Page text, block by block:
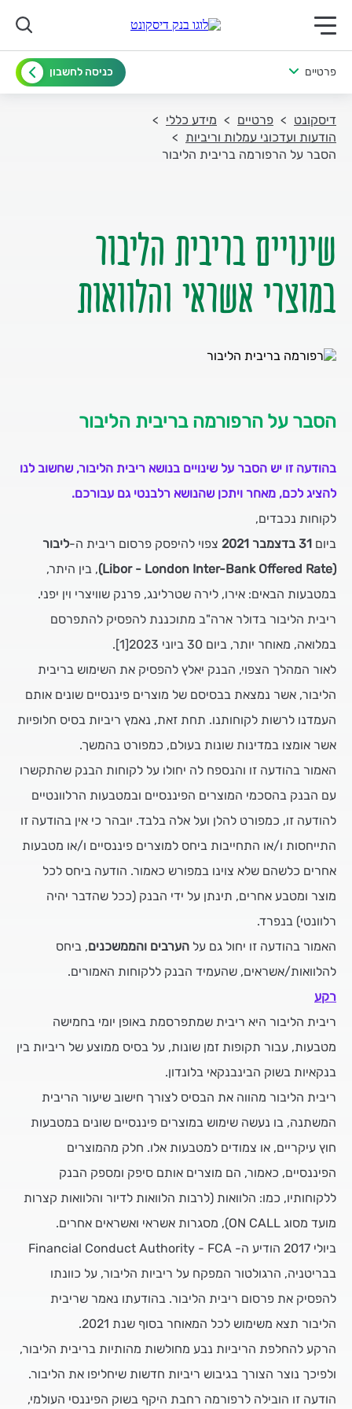
תפריט ראשי לנייד
פרטיים כניסה לחשבון
דיסקונט פרטיים
מידע כללי
הודעות ועדכוני עמלות וריביות
הסבר על הרפורמה בריבית הליבור
שינויים בריבית הליבור
במוצרי אשראי והלוואות
הסבר על הרפורמה בריבית הליבור
בהודעה זו יש הסבר על שינויים בנושא ריבית הליבור, שחשוב לנו
להציג לכם, מאחר ויתכן שהנושא רלבנטי גם עבורכם.
לקוחות נכבדים,
ביום 31 בדצמבר 2021 צפוי להיפסק פרסום ריבית ה-ליבור
(Libor - London Inter-Bank Offered Rate)
, בין היתר,
במטבעות הבאים: אירו, לירה שטרלינג, פרנק שוויצרי וין יפני.
ריבית הליבור בדולר ארה"ב מתוכננת להפסיק להתפרסם
במלואה, מאוחר יותר, ביום 30 ביוני 2023[1].
לאור המהלך הצפוי, הבנק יאלץ להפסיק את השימוש בריבית
הליבור, אשר נמצאת בבסיסם של מוצרים פיננסיים שונים אותם
העמדנו לרשות לקוחותנו. תחת זאת, נאמץ ריביות בסיס חלופיות
אשר אומצו במדינות שונות בעולם, כמפורט בהמשך.
האמור בהודעה זו והנספח לה יחולו על לקוחות הבנק שהתקשרו
עם הבנק בהסכמי המוצרים הפיננסיים ובמטבעות הרלוונטיים
להודעה זו, כמפורט להלן ועל אלה בלבד. יובהר כי אין בהודעה זו
התייחסות ו/או התחייבות ביחס למוצרים פיננסיים ו/או מטבעות
אחרים כלשהם שלא צוינו במפורש כאמור. הודעה ביחס לכל
מוצר ומטבע אחרים, תינתן על ידי הבנק (ככל שהדבר יהיה
רלוונטי) בנפרד.
האמור בהודעה זו יחול גם על הערבים והממשכנים, ביחס
להלוואות/אשראים, שהעמיד הבנק ללקוחות האמורים.
רקע
ריבית הליבור היא ריבית שמתפרסמת באופן יומי בחמישה
מטבעות, עבור תקופות זמן שונות, על בסיס ממוצע של ריביות בין
בנקאיות בשוק הבינבנקאי בלונדון.
ריבית הליבור מהווה את הבסיס לצורך חישוב שיעור הריבית
המשתנה, בו נעשה שימוש במוצרים פיננסיים שונים במטבעות
חוץ עיקריים, או צמודים למטבעות אלו. חלק מהמוצרים
הפיננסיים, כאמור, הם מוצרים אותם סיפק ומספק הבנק
ללקוחותיו, כמו: הלוואות (לרבות הלוואות לדיור והלוואות קצרות
מועד מסוג ON CALL), מסגרות אשראי ואשראים אחרים.
ביולי 2017 הודיע ה- Financial Conduct Authority - FCA
בבריטניה, הרגולטור המפקח על ריביות הליבור, על כוונתו
להפסיק את פרסום ריבית הליבור. בהודעתו נאמר שריבית
הליבור תצא משימוש לכל המאוחר בסוף שנת 2021.
הרקע להחלפת הריביות נבע מחולשות מהותיות בריבית הליבור,
ולפיכך נוצר הצורך בגיבוש ריביות חדשות שיחליפו את הליבור.
הודעה זו הובילה לרפורמה רחבת היקף בשוק הפיננסי העולמי,